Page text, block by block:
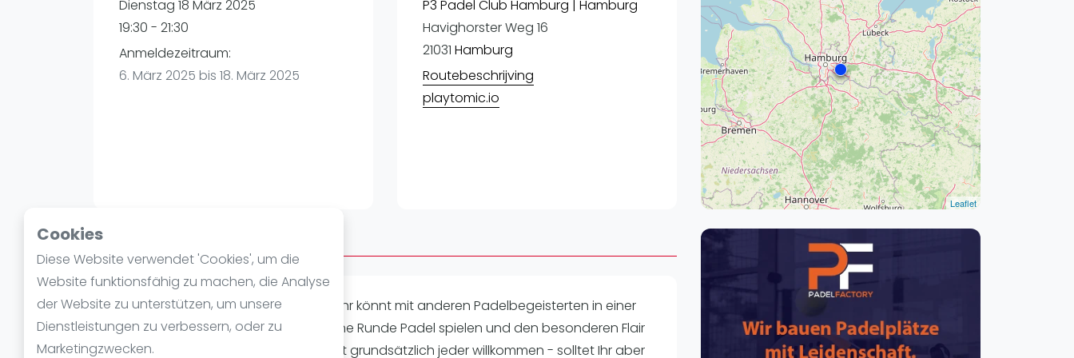
Cookies
Diese Website verwendet 'Cookies', um die
Website funktionsfähig zu machen, die Analyse
der Website zu unterstützen, um unsere
Dienstleistungen zu verbessern, oder zu
Marketingzwecken.
Verschiedenes
Leipzig
Dortmund
Essen
Dienstag 18 März 2025
19:30 - 21:30
Anmeldezeitraum:
6. März 2025 bis 18. März 2025
P3 Padel Club Hamburg | Hamburg
Havighorster Weg 16
21031 Hamburg
Routebeschrijving
playtomic.io
Leaflet
Über After Work
PEOPLE PLAY PADEL, beim After Work. Ihr könnt mit anderen Padelbegeisterten in einer
Spielform nach eurem Arbeitstag eine Runde Padel spielen und den besonderen Flair
unserer Halle genießen. Hinweis: Es ist grundsätzlich jeder willkommen - solltet Ihr aber